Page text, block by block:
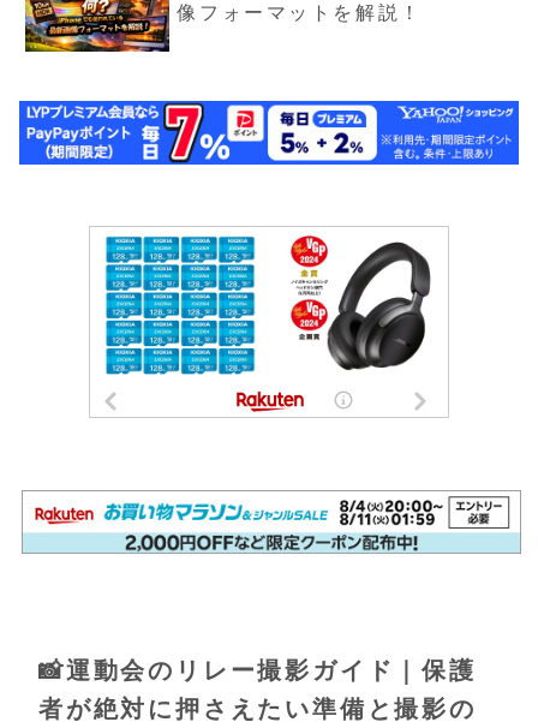
像フォーマットを解説！
📸運動会のリレー撮影ガイド｜保護
者が絶対に押さえたい準備と撮影の